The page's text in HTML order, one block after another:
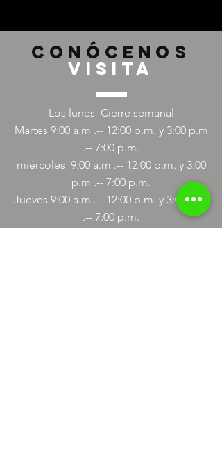
Conócenos
Visita
Los lunes Cierre semanal
Martes 9:00 a.m .-- 12:00 p.m. y 3:00 p.m
.-- 7:00 p.m.
miércoles 9:00 a.m .-- 12:00 p.m. y 3:00
p.m .-- 7:00 p.m.
Jueves 9:00 a.m .-- 12:00 p.m. y 3:00 p.m
.-- 7:00 p.m.